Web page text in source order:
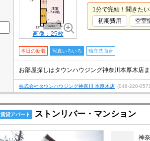
画像：25枚
1分で完結！聞きた
初期費用
空室
本日の新着 写真いろいろ 独立洗面台
お部屋探しはタウンハウジング神奈川本厚木店
株式会社タウンハウジング神奈川 本厚木店 (046-220-
賃貸アパート ストンリバー・マンション
神